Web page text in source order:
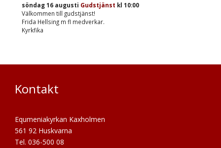
söndag 16 augusti Gudstjänst kl 10:00
Välkommen till gudstjänst!
Frida Hellsing m fl medverkar.
Kyrkfika
Kontakt
Equmeniakyrkan Kaxholmen
561 92 Huskvarna
Tel. 036-500 08